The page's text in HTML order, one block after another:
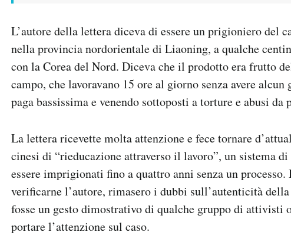
L’autore della lettera diceva di essere un prigioniero del
nella provincia nordorientale di Liaoning, a qualche
con la Corea del Nord. Diceva che il prodotto era frutto
campo, che lavoravano 15 ore al giorno senza avere
paga bassissima e venendo sottoposti a torture e abusi da
La lettera ricevette molta attenzione e fece tornare
cinesi di “rieducazione attraverso il lavoro”, un sistema
essere imprigionati fino a quattro anni senza un
verificarne l’autore, rimasero i dubbi sull’autenticità
fosse un gesto dimostrativo di qualche gruppo di attivisti
portare l’attenzione sul caso.